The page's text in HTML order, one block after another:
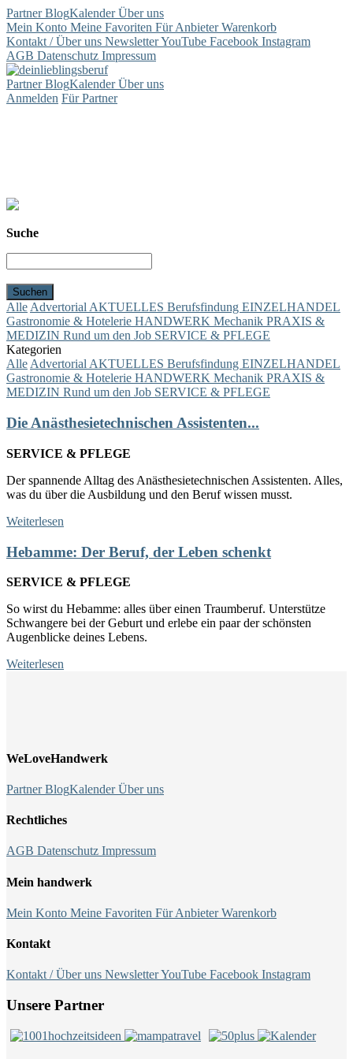
PartnerBlogKalenderÜber uns
Mein Konto Meine Favoriten Für AnbieterWarenkorb
Kontakt / Über uns NewsletterYouTube Facebook Instagram
AGB Datenschutz Impressum
PartnerBlogKalenderÜber uns
Anmelden Für Partner
Suche
AlleAdvertorialAKTUELLES Berufsfindung EINZELHANDEL
Gastronomie & Hotelerie HANDWERK Mechanik PRAXIS &
MEDIZIN Rund um den Job SERVICE & PFLEGE
Kategorien
AlleAdvertorialAKTUELLES Berufsfindung EINZELHANDEL
Gastronomie & Hotelerie HANDWERK Mechanik PRAXIS &
MEDIZIN Rund um den Job SERVICE & PFLEGE
Die Anästhesietechnischen Assistenten...
SERVICE & PFLEGE
Der spannende Alltag des Anästhesietechnischen Assistenten. Alles,
was du über die Ausbildung und den Beruf wissen musst.
Weiterlesen
Hebamme: Der Beruf, der Leben schenkt
SERVICE & PFLEGE
So wirst du Hebamme: alles über einen Traumberuf. Unterstütze
Schwangere bei der Geburt und erlebe ein paar der schönsten
Augenblicke deines Lebens.
Weiterlesen
WeLoveHandwerk
PartnerBlogKalenderÜber uns
Rechtliches
AGB Datenschutz Impressum
Mein handwerk
Mein Konto Meine Favoriten Für AnbieterWarenkorb
Kontakt
Kontakt / Über uns NewsletterYouTube Facebook Instagram
Unsere Partner